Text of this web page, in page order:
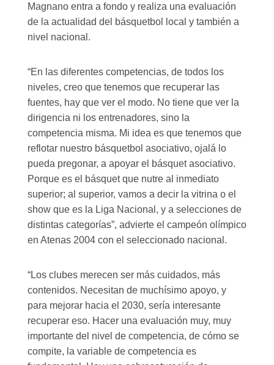
Magnano entra a fondo y realiza una evaluación
de la actualidad del básquetbol local y también a
nivel nacional.
“En las diferentes competencias, de todos los
niveles, creo que tenemos que recuperar las
fuentes, hay que ver el modo. No tiene que ver la
dirigencia ni los entrenadores, sino la
competencia misma. Mi idea es que tenemos que
reflotar nuestro básquetbol asociativo, ojalá lo
pueda pregonar, a apoyar el básquet asociativo.
Porque es el básquet que nutre al inmediato
superior; al superior, vamos a decir la vitrina o el
show que es la Liga Nacional, y a selecciones de
distintas categorías”, advierte el campeón olímpico
en Atenas 2004 con el seleccionado nacional.
“Los clubes merecen ser más cuidados, más
contenidos. Necesitan de muchísimo apoyo, y
para mejorar hacia el 2030, sería interesante
recuperar eso. Hacer una evaluación muy, muy
importante del nivel de competencia, de cómo se
compite, la variable de competencia es